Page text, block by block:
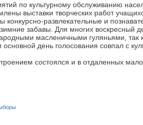
по культурному обслуживанию
выставки творческих работ
конкурсно-развлекательные и
забавы. Для многих воскресный
масленичными гуляньями, так
основной день голосования совпал с
состоялся и в отдаленных